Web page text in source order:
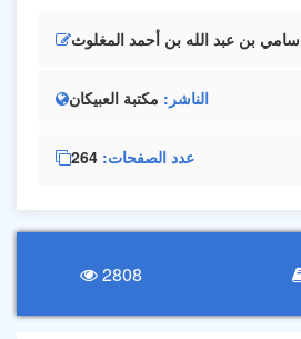
سامي بن عبد الله بن أحمد المغلوث
الناشر مكتبة العبيكان
عدد الصفحات 264
2808